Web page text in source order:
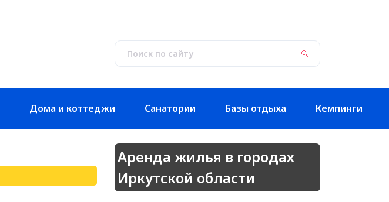
Дома и коттеджи Санатории Базы отдыха Кемпинги
Аренда жилья в городах
Иркутской области